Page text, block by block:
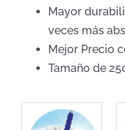
Mayor
veces más
Mejor Precio
Tamaño de